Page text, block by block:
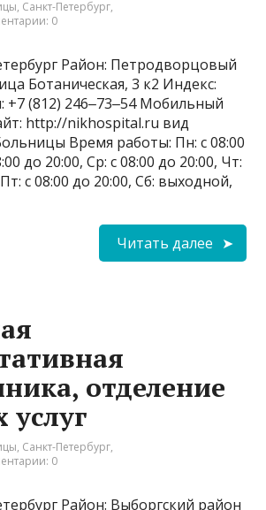
, Санкт-Петербург,
0
Район: Петродворцовый
Ботаническая, 3 к2 Индекс:
+7 (812) 246‒73‒54 Мобильный
http://nikhospital.ru вид
Время работы: Пн: с 08:00
до 20:00, Ср: с 08:00 до 20:00, Чт:
с 08:00 до 20:00, Сб: выходной,
Читать далее
отделение
, Санкт-Петербург,
0
Район: Выборгский район